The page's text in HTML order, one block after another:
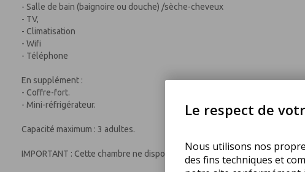
Le respect de
Nous utilisons nos
des fins techniques et
- Salle de bain (baignoire ou douche) /sèche-cheveux
- TV,
- Climatisation
- Wifi
- Téléphone
En supplément :
- Coffre-fort.
- Mini-réfrigérateur.
Capacité maximum : 3 adultes.
IMPORTANT : Cette chambre ne dispose pas de balcon, seulement d'une